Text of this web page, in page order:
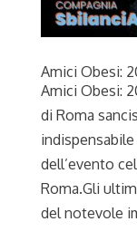
Amici Obesi:
Amici Obesi:
di Roma
dell’evento
Roma.Gli
del notevole